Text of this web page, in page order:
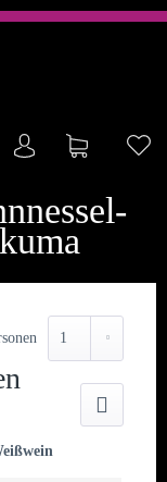
Mein KontoWarenkorb